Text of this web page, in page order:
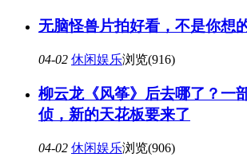
无脑怪兽片拍好看，不是你想
04-02 休闲娱乐浏览(916)
柳云龙《风筝》后去哪了？一
侦，新的天花板要来了
04-02 休闲娱乐浏览(906)